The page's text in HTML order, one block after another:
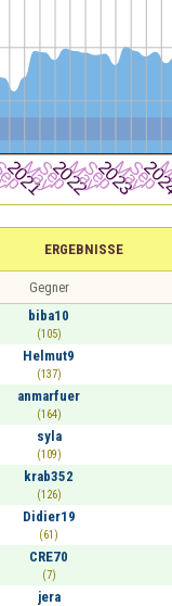
ERGEBNISSE
Gegner
biba10
(105)
Helmut9
(137)
anmarfuer
(164)
syla
(109)
krab352
(126)
Didier19
(61)
CRE70
(7)
jera